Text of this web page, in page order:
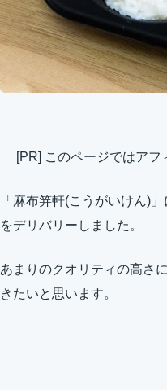
[PR] このページではア
「麻布笄軒(こうがいけん)
をデリバリーしました。
あまりのクオリティの高さ
きたいと思います。